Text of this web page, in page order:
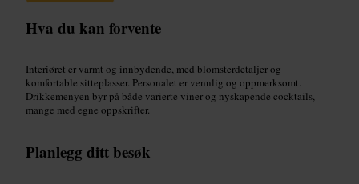
Hva du kan forvente
Interiøret er varmt og innbydende, med blomsterdetaljer og
komfortable sitteplasser. Personalet er vennlig og oppmerksomt.
Drikkemenyen byr på både varierte viner og nyskapende cocktails,
mange med egne oppskrifter.
Planlegg ditt besøk